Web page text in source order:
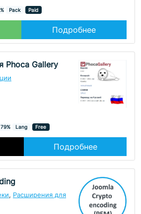
Pack Paid
Подробнее
Phoca Gallery
Lang Free
Подробнее
, Расширения для